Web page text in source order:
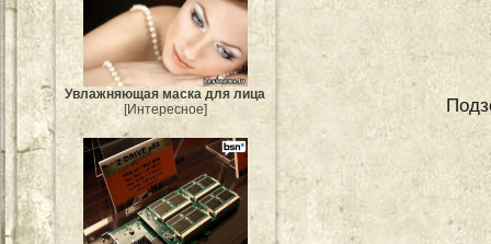
Увлажняющая маска для лица
[Интересное]